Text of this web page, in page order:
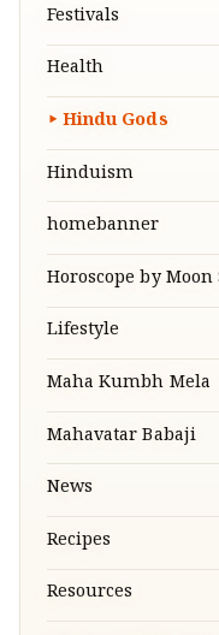
Festivals
Health
Hindu Gods
Hinduism
homebanner
Horoscope by Moon
Lifestyle
Maha Kumbh Mela
Mahavatar Babaji
News
Recipes
Resources